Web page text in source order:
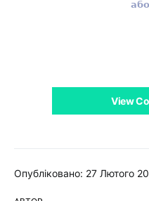
Опубліковано: 27 Лютого
View